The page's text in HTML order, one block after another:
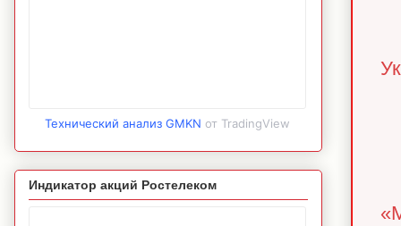
Технический анализ GMKN от TradingView
Индикатор акций Ростелеком